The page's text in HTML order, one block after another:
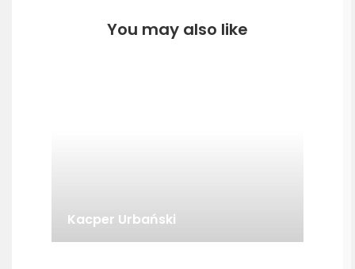
You may also like
Kacper Urbański